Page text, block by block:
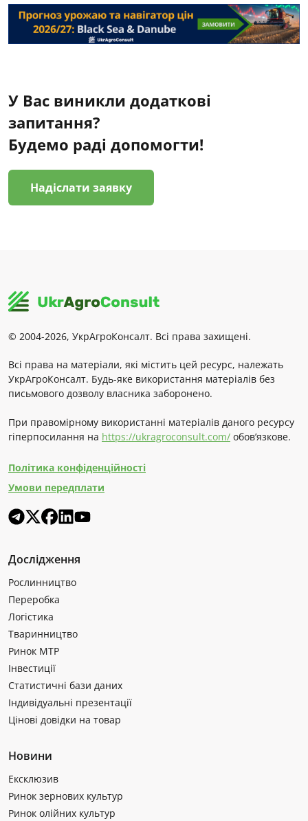
У Вас виникли додаткові
запитання?
Будемо раді допомогти!
Надіслати заявку
© 2004-2026, УкрАгроКонсалт. Всі права захищені.
Всі права на матеріали, які містить цей ресурс, належать
УкрАгроКонсалт. Будь-яке використання матеріалів без
письмового дозволу власника заборонено.
При правомірному використанні матеріалів даного ресурсу
гіперпосилання на https://ukragroconsult.com/ обов’язкове.
Політика конфіденційності
Умови передплати
Дослідження
Рослинництво
Переробка
Логістика
Тваринництво
Ринок МТР
Інвестиції
Статистичні бази даних
Індивідуальні презентації
Цінові довідки на товар
Новини
Ексклюзив
Ринок зернових культур
Ринок олійних культур